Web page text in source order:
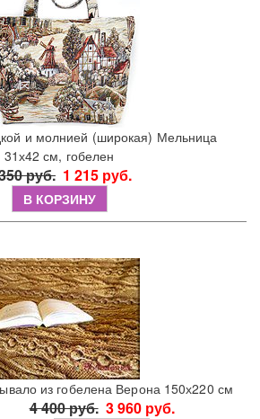
и молнией (широкая) Мельница
31х42 см, гобелен
руб. 1 215 руб.
В КОРЗИНУ
из гобелена Верона 150х220 см
4 400 руб. 3 960 руб.